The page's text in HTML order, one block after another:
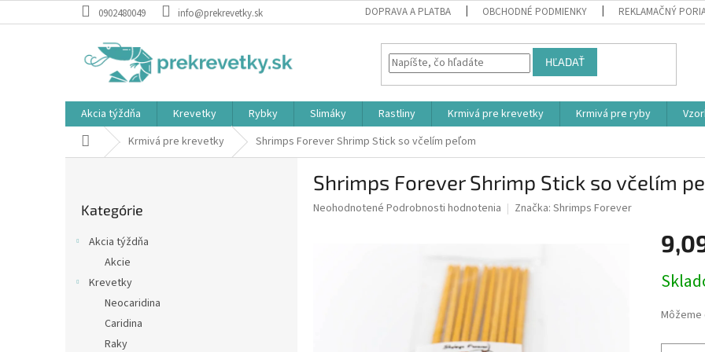
na
0902480049 info@prekrevetky.sk DOPRAVA A PLATBA OBCHODNÉ PODMIENKY REKLAMAČNÝ
HĽADAŤ
Akcia týždňa Krevetky Rybky Slimáky Rastliny Krmivá pre krevetky Krmivá pre ryby
DomovKrmivá pre krevetky Shrimps Forever Shrimp Stick so včelím peľom
kategórie
Kategórie
Akcia týždňa
Akcie
Krevetky
Neocaridina
Caridina
Raky
Shrimps Forever Shrimp Stick so včelím
Priemerné
Neohodnotené Podrobnosti hodnotenia Značka: Shrimps Forever
cena: